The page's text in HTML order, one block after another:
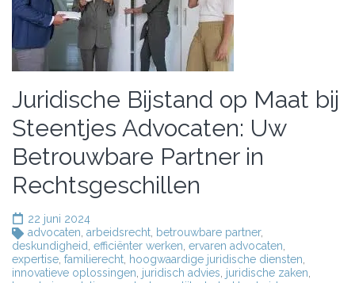
Juridische Bijstand op Maat bij
Steentjes Advocaten: Uw
Betrouwbare Partner in
Rechtsgeschillen
22 juni 2024
advocaten arbeidsrecht betrouwbare partner,
deskundigheid efficiënter werken ervaren advocaten
expertise familierecht hoogwaardige juridische diensten
innovatieve oplossingen juridisch advies juridische zaken